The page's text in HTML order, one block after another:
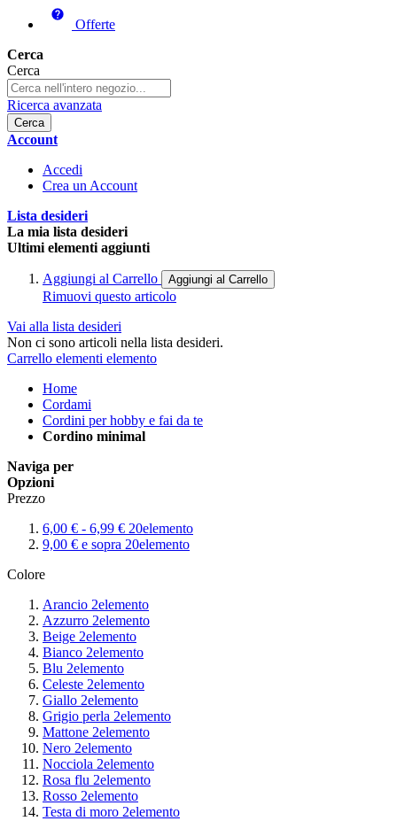
Offerte
Cerca
Cerca
Ricerca avanzata
Cerca
Account
Accedi
Crea un Account
Lista desideri
La mia lista desideri
Ultimi elementi aggiunti
Aggiungi al Carrello Aggiungi al Carrello
Rimuovi questo articolo
Vai alla lista desideri
Non ci sono articoli nella lista desideri.
Carrello elementi elemento
Home
Cordami
Cordini per hobby e fai da te
Cordino minimal
Naviga per
Opzioni
Prezzo
6,00 € - 6,99 € 20elemento
9,00 € e sopra 20elemento
Colore
Arancio 2elemento
Azzurro 2elemento
Beige 2elemento
Bianco 2elemento
Blu 2elemento
Celeste 2elemento
Giallo 2elemento
Grigio perla 2elemento
Mattone 2elemento
Nero 2elemento
Nocciola 2elemento
Rosa flu 2elemento
Rosso 2elemento
Testa di moro 2elemento